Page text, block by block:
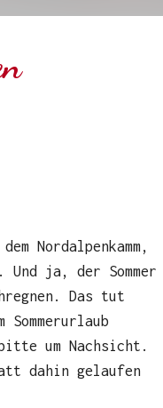
Nordalpenkamm,
ja, der Sommer
Das tut
um Nachsicht.
dahin gelaufen